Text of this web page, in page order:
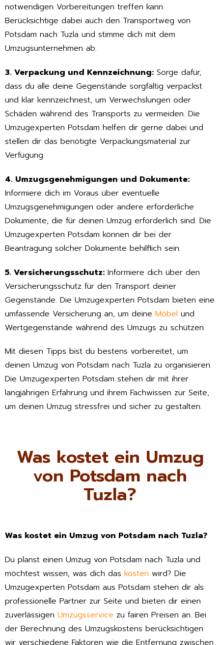
notwendigen Vorbereitungen treffen kann.
Berücksichtige dabei auch den Transportweg von
Potsdam nach Tuzla und stimme dich mit dem
Umzugsunternehmen ab.
3. Verpackung und Kennzeichnung: Sorge dafür,
dass du alle deine Gegenstände sorgfältig verpackst
und klar kennzeichnest, um Verwechslungen oder
Schäden während des Transports zu vermeiden. Die
Umzugexperten Potsdam helfen dir gerne dabei und
stellen dir das benötigte Verpackungsmaterial zur
Verfügung.
4. Umzugsgenehmigungen und Dokumente:
Informiere dich im Voraus über eventuelle
Umzugsgenehmigungen oder andere erforderliche
Dokumente, die für deinen Umzug erforderlich sind. Die
Umzugexperten Potsdam können dir bei der
Beantragung solcher Dokumente behilflich sein.
5. Versicherungsschutz: Informiere dich über den
Versicherungsschutz für den Transport deiner
Gegenstände. Die Umzugexperten Potsdam bieten eine
umfassende Versicherung an, um deine Möbel und
Wertgegenstände während des Umzugs zu schützen.
Mit diesen Tipps bist du bestens vorbereitet, um
deinen Umzug von Potsdam nach Tuzla zu organisieren.
Die Umzugexperten Potsdam stehen dir mit ihrer
langjährigen Erfahrung und ihrem Fachwissen zur Seite,
um deinen Umzug stressfrei und sicher zu gestalten.
Was kostet ein Umzug
von Potsdam nach
Tuzla?
Was kostet ein Umzug von Potsdam nach Tuzla?
Du planst einen Umzug von Potsdam nach Tuzla und
möchtest wissen, was dich das kosten wird? Die
Umzugexperten Potsdam aus Potsdam stehen dir als
professionelle Partner zur Seite und bieten dir einen
zuverlässigen Umzugsservice zu fairen Preisen an. Bei
der Berechnung des Umzugskostens berücksichtigen